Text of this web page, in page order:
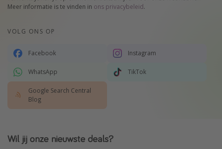
Meer informatie is te vinden in ons privacybeleid.
VOLG ONS OP
Facebook Instagram
WhatsApp TikTok
Google Search Central
Blog
Wil jij onze nieuwste deals?